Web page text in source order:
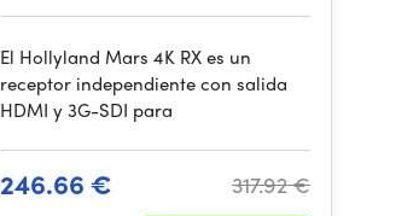
El Hollyland Mars 4K RX es un
receptor independiente con salida
HDMI y 3G-SDI para
246.66 € 317.92 €